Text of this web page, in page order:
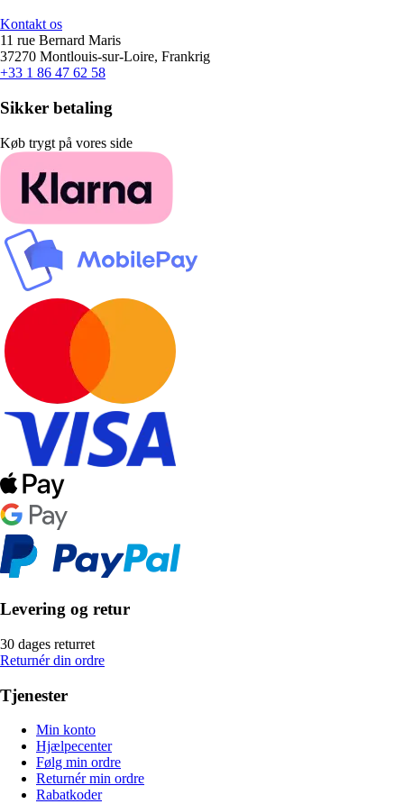
Kontakt os
11 rue Bernard Maris
37270 Montlouis-sur-Loire, Frankrig
+33 1 86 47 62 58
Sikker betaling
Køb trygt på vores side
Levering og retur
30 dages returret
Returnér din ordre
Tjenester
Min konto
Hjælpecenter
Følg min ordre
Returnér min ordre
Rabatkoder